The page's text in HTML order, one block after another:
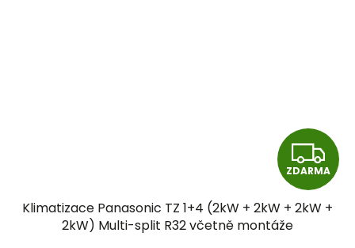
Z
D
A
ZDARMA
Klimatizace Panasonic TZ 1+4 (2kW + 2kW + 2kW +
2kW) Multi-split R32 včetně montáže